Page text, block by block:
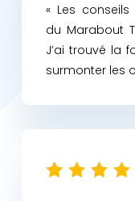
« Les
du Marabout
J’ai trouvé la
surmonter les